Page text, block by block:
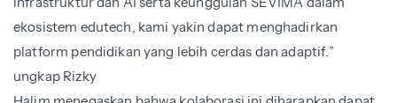
ekosistem edutech, kami yakin dapat menghadirkan
platform pendidikan yang lebih cerdas dan adaptif.”
ungkap Rizky